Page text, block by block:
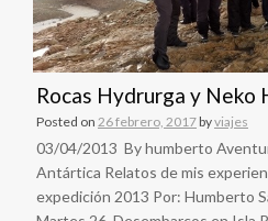
Rocas Hydrurga y Neko
Posted on 26 febrero, 2017byviajes
03/04/2013 By humberto
Antártica Relatos de mis
expedición 2013 Por: Humberto